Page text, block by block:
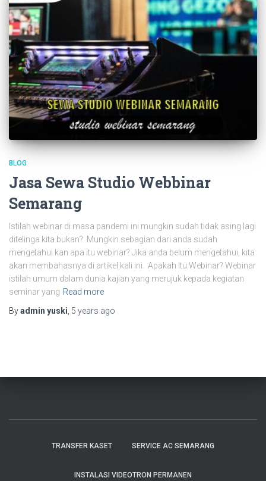
BLOG
Jasa Sewa Studio Webbinar
Semarang
Istilah webinar di masa pandemi ini mungkin sudah tidak asing lagi
ditelinga kita bukan? Mungkin sebagian dari anda sudah
mengetahui kan apa itu webinar? Jika anda belum mengetahui, kita
akan membahasnya di artikel kali ini. Apakah Itu Webinar? Webinar
istilah umum dalam dunia kajian yang merujuk kepada kegiatan
seminar yang Read more
Byadmin yuski, 5 years ago
TRANSFER KASET SERVICE AC SEMARANG
INSTALASI VIDEOTRON PERMANEN